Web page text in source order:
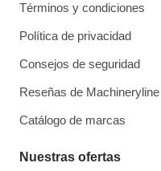
Términos y condiciones
Política de privacidad
Consejos de seguridad
Reseñas de Machineryline
Catálogo de marcas
Nuestras ofertas